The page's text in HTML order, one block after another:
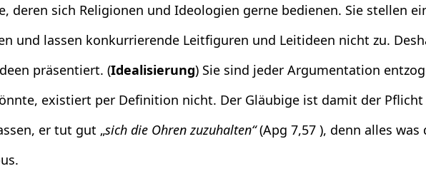
deren sich Religionen und Ideologien gerne bedienen. Sie stellen
und lassen konkurrierende Leitfiguren und Leitideen nicht zu.
präsentiert. (Idealisierung) Sie sind jeder Argumentation
existiert per Definition nicht. Der Gläubige ist damit der
er tut gut „sich die Ohren zuzuhalten“(Apg 7,57 ), denn alles